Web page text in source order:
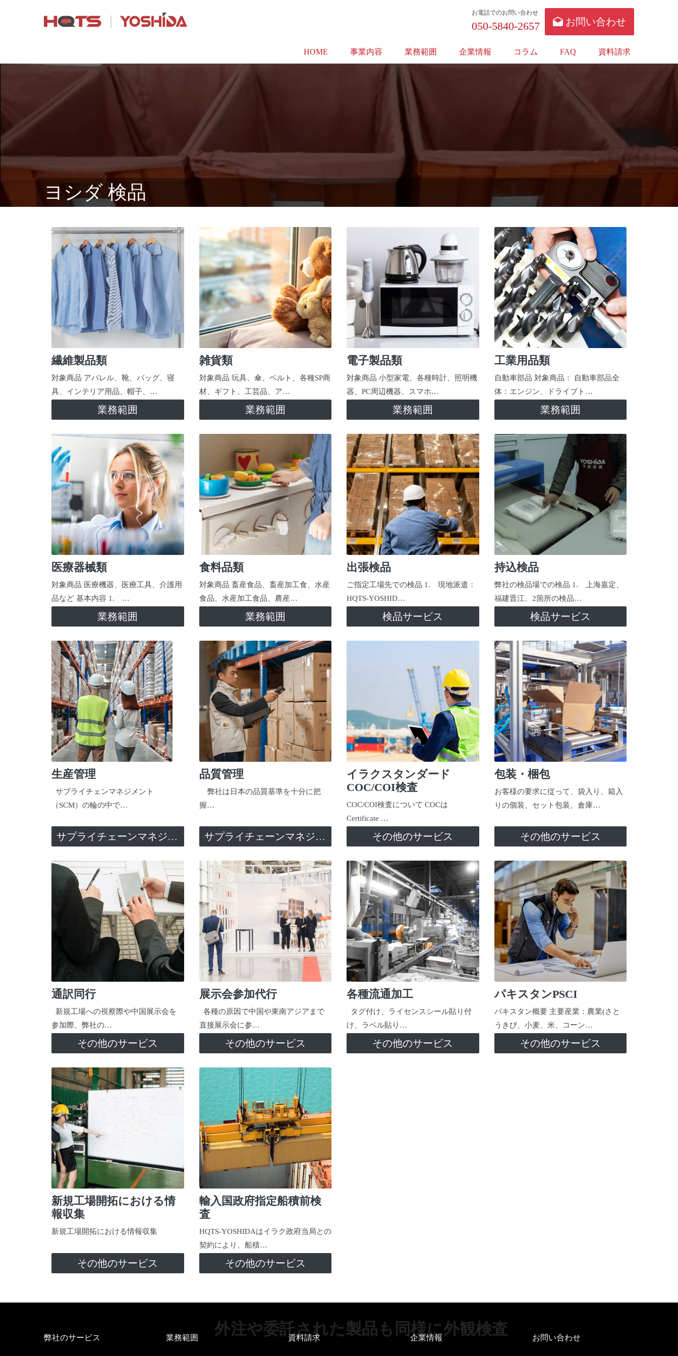
お電話でのお問い合わせ
050-5840-2657 お問い合わせ
HOME 事業内容 業務範囲 企業情報 コラム FAQ 資料請求
ヨシダ 検品
繊維製品類
対象商品 アパレル、靴、バッグ、寝
具、インテリア用品、帽子、…
業務範囲
雑貨類
対象商品 玩具、傘、ベルト、各種SP商
材、ギフト、工芸品、ア…
業務範囲
電子製品類
対象商品 小型家電、各種時計、照明機
器、PC周辺機器、スマホ…
業務範囲
工業用品類
自動車部品 対象商品： 自動車部品全
体：エンジン、ドライブト…
業務範囲
医療器械類
対象商品 医療機器、医療工具、介護用
品など 基本内容 1. …
業務範囲
食料品類
対象商品 畜産食品、畜産加工食、水産
食品、水産加工食品、農産…
業務範囲
出張検品
ご指定工場先での検品 1. 現地派遣：
HQTS-YOSHID…
検品サービス
持込検品
弊社の検品場での検品 1. 上海嘉定、
福建晋江、2箇所の検品…
検品サービス
生産管理
サプライチェンマネジメント
（SCM）の輪の中で…
サプライチェーンマネジメント
品質管理
弊社は日本の品質基準を十分に把
握…
サプライチェーンマネジメント
イラクスタンダード
COC/COI検査
COC/COI検査について COCは
Certificate …
その他のサービス
包装・梱包
お客様の要求に従って、袋入り、箱入
りの個装、セット包装、倉庫…
その他のサービス
通訳同行
新規工場への視察際や中国展示会を
参加際、弊社の…
その他のサービス
展示会参加代行
各種の原因で中国や東南アジアまで
直接展示会に参…
その他のサービス
各種流通加工
タグ付け、ライセンスシール貼り付
け、ラベル貼り…
その他のサービス
パキスタンPSCI
パキスタン概要 主要産業：農業(さと
うきび、小麦、米、コーン…
その他のサービス
新規工場開拓における情
報収集
新規工場開拓における情報収集
その他のサービス
輸入国政府指定船積前検
査
HQTS-YOSHIDAはイラク政府当局との
契約により、船積…
その他のサービス
外注や委託された製品も同様に外観検査
弊社のサービス 業務範囲 資料請求 企業情報 お問い合わせ